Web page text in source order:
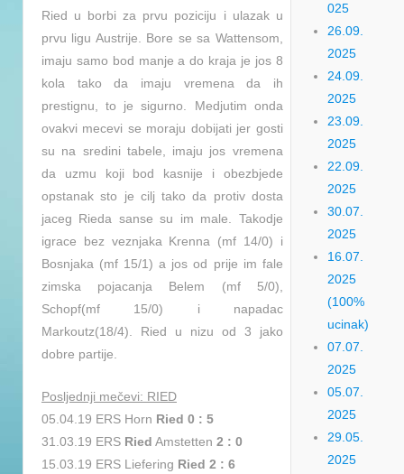
Ried u borbi za prvu poziciju i ulazak u
prvu ligu Austrije. Bore se sa Wattensom,
imaju samo bod manje a do kraja je jos 8
kola tako da imaju vremena da ih
prestignu, to je sigurno. Medjutim onda
ovakvi mecevi se moraju dobijati jer gosti
su na sredini tabele, imaju jos vremena
da uzmu koji bod kasnije i obezbjede
opstanak sto je cilj tako da protiv dosta
jaceg Rieda sanse su im male. Takodje
igrace bez veznjaka Krenna (mf 14/0) i
Bosnjaka (mf 15/1) a jos od prije im fale
zimska pojacanja Belem (mf 5/0),
Schopf(mf 15/0) i napadac
Markoutz(18/4). Ried u nizu od 3 jako
dobre partije.
Posljednji mečevi: RIED
05.04.19 ERS Horn Ried 0 : 5
31.03.19 ERS Ried Amstetten 2 : 0
15.03.19 ERS Liefering Ried 2 : 6
025
26.09.
2025
24.09.
2025
23.09.
2025
22.09.
2025
30.07.
2025
16.07.
2025
(100%
ucinak)
07.07.
2025
05.07.
2025
29.05.
2025